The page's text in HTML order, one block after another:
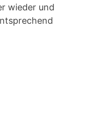
wieder und